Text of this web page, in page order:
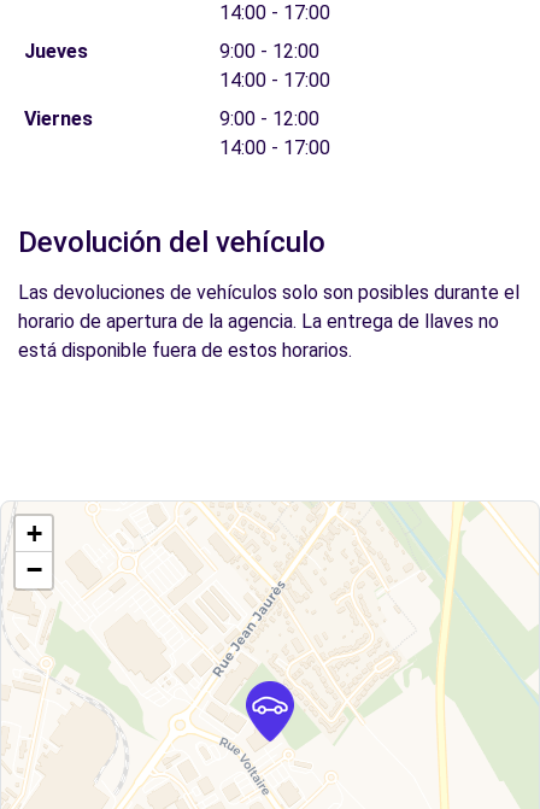
14:00 - 17:00
Jueves
9:00 - 12:00
14:00 - 17:00
Viernes
9:00 - 12:00
14:00 - 17:00
Devolución del vehículo
Las devoluciones de vehículos solo son posibles durante el
horario de apertura de la agencia. La entrega de llaves no
está disponible fuera de estos horarios.
+
−